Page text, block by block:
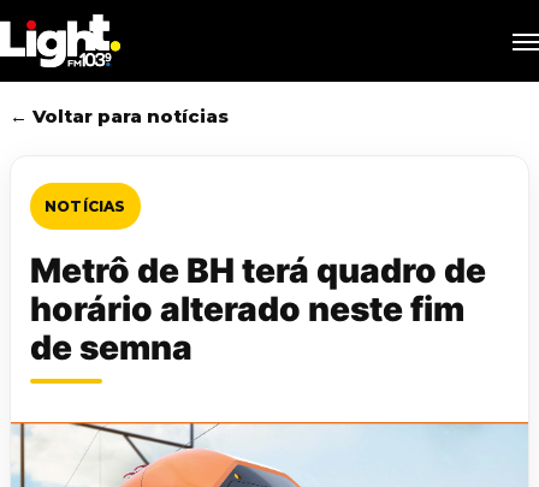
to
main
content
← Voltar para notícias
NOTÍCIAS
Metrô de BH terá quadro de
horário alterado neste fim
de semna